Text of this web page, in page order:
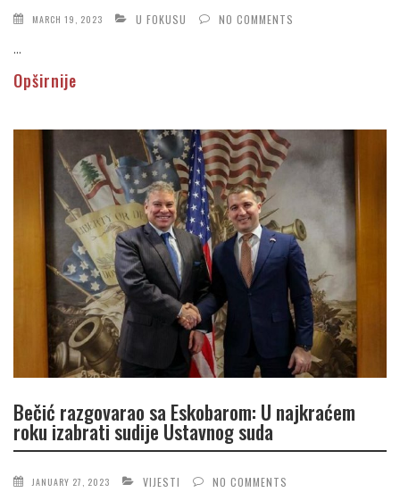
MARCH 19, 2023 U FOKUSU NO COMMENTS
...
Opširnije
Bečić razgovarao sa Eskobarom: U najkraćem
roku izabrati sudije Ustavnog suda
JANUARY 27, 2023 VIJESTI NO COMMENTS